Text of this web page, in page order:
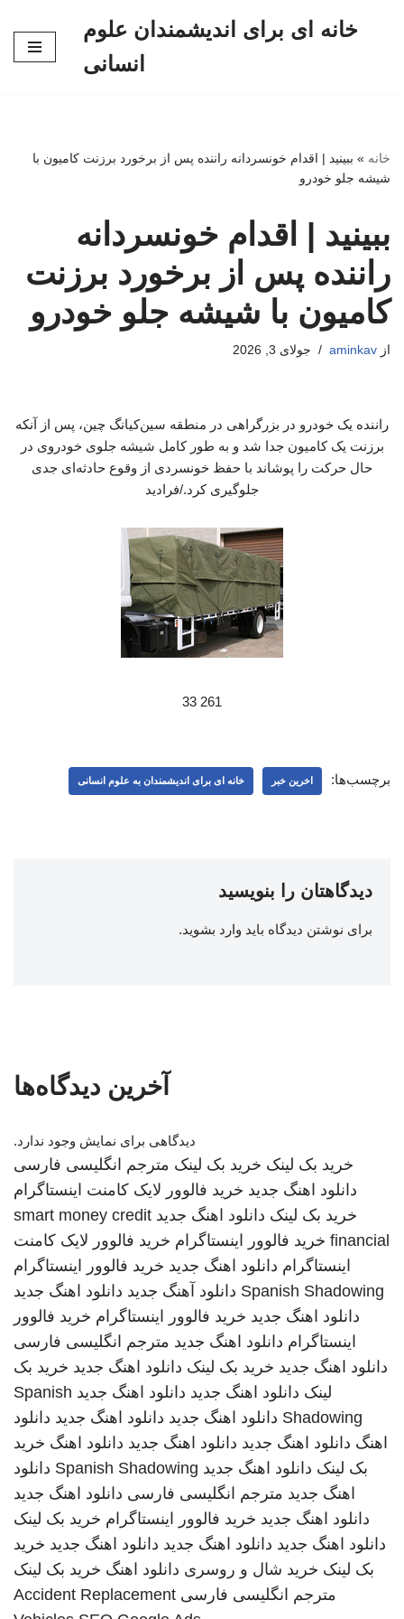
خانه ای برای اندیشمندان علوم
انسانی
خانه » ببینید | اقدام خونسردانه راننده پس از برخورد برزنت کامیون با
شیشه جلو خودرو
ببینید | اقدام خونسردانه
راننده پس از برخورد برزنت
کامیون با شیشه جلو خودرو
از aminkav جولای 3, 2026
راننده یک خودرو در بزرگراهی در منطقه سین‌کیانگ چین، پس از آنکه
برزنت یک کامیون جدا شد و به طور کامل شیشه جلوی خودروی در
حال حرکت را پوشاند با حفظ خونسردی از وقوع حادثه‌ای جدی
جلوگیری کرد./فرادید
261 33
برچسب‌ها: اخرین خبر خانه ای برای اندیشمندان به علوم انسانی
دیدگاهتان را بنویسید
برای نوشتن دیدگاه باید وارد بشوید.
آخرین دیدگاه‌ها
دیدگاهی برای نمایش وجود ندارد.
خرید بک لینک خرید بک لینک مترجم انگلیسی فارسی
دانلود اهنگ جدید خرید فالوور لایک کامنت اینستاگرام
خرید بک لینک دانلود اهنگ جدید smart money credit
financial خرید فالوور اینستاگرام خرید فالوور لایک کامنت
اینستاگرام دانلود اهنگ جدید خرید فالوور اینستاگرام
Spanish Shadowing دانلود آهنگ جدید دانلود اهنگ جدید
دانلود اهنگ جدید خرید فالوور اینستاگرام خرید فالوور
اینستاگرام دانلود اهنگ جدید مترجم انگلیسی فارسی
دانلود اهنگ جدید خرید بک لینک دانلود اهنگ جدید خرید بک
لینک دانلود اهنگ جدید دانلود اهنگ جدید Spanish
Shadowing دانلود اهنگ جدید دانلود اهنگ جدید دانلود
اهنگ دانلود اهنگ جدید دانلود اهنگ جدید دانلود اهنگ خرید
بک لینک دانلود اهنگ جدید Spanish Shadowing دانلود
اهنگ جدید مترجم انگلیسی فارسی دانلود اهنگ جدید
دانلود اهنگ جدید خرید فالوور اینستاگرام خرید بک لینک
دانلود اهنگ جدید دانلود اهنگ جدید دانلود اهنگ جدید خرید
بک لینک خرید شال و روسری دانلود اهنگ خرید بک لینک
مترجم انگلیسی فارسی Accident Replacement